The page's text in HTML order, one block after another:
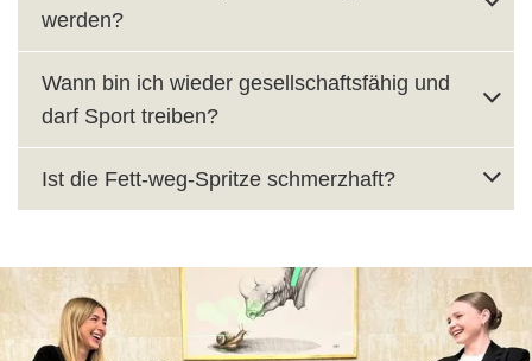
werden?
Wann bin ich wieder gesellschaftsfähig und
darf Sport treiben?
Ist die Fett-weg-Spritze schmerzhaft?